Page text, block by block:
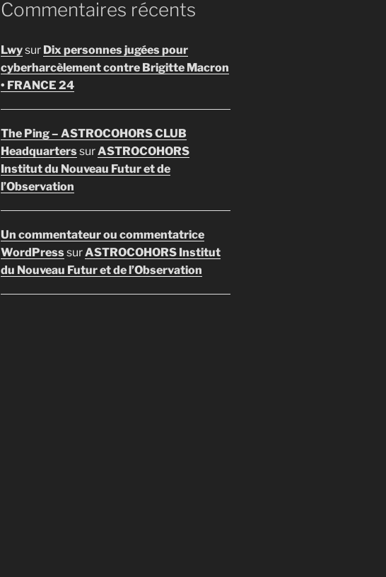
Commentaires récents
Lwysur Dix personnes jugées pour
cyberharcèlement contre Brigitte Macron
• FRANCE 24
The Ping – ASTROCOHORS CLUB
HeadquarterssurASTROCOHORS
Institut du Nouveau Futur et de
l’Observation
Un commentateur ou commentatrice
WordPresssurASTROCOHORS Institut
du Nouveau Futur et de l’Observation